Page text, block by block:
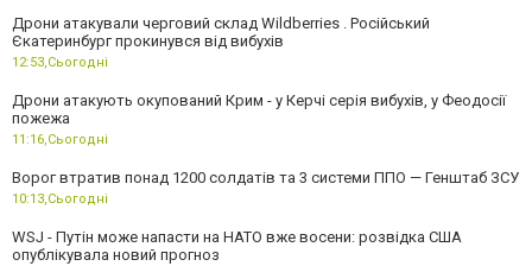
Дрони атакували черговий склад Wildberries . Російський
Єкатеринбург прокинувся від вибухів
12:53,Сьогодні
Дрони атакують окупований Крим - у Керчі серія вибухів, у Феодосії
пожежа
11:16,Сьогодні
Ворог втратив понад 1200 солдатів та 3 системи ППО — Генштаб ЗСУ
10:13,Сьогодні
WSJ - Путін може напасти на НАТО вже восени: розвідка США
опублікувала новий прогноз